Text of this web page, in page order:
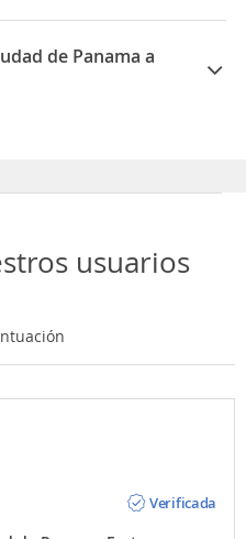
de Panama a
Airlines
de Panama a
usuarios
Verificada